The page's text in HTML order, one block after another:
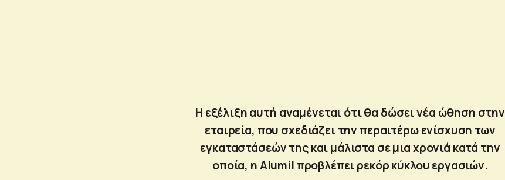
Η εξέλιξη αυτή αναμένεται ότι θα δώσει νέα ώθηση στην
εταιρεία, που σχεδιάζει την περαιτέρω ενίσχυση των
εγκαταστάσεών της και μάλιστα σε μια χρονιά κατά την
οποία, η Alumil προβλέπει ρεκόρ κύκλου εργασιών.